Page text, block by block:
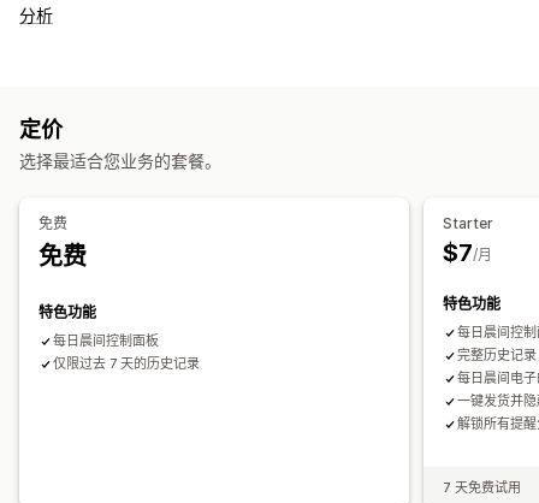
分析
定价
选择最适合您业务的套餐。
免费
免费
特色功能
每日晨间控制面板
仅限过去 7 天的历史记录
Starter
$7/月
特色功能
每日晨间控
完整历史记
每日晨间电
一键发货并
解锁所有提
7 天免费试用